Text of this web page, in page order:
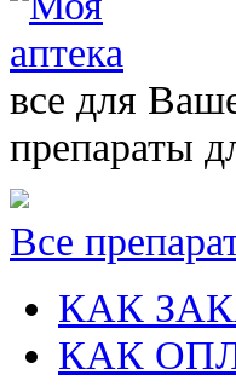
все для
препараты
Все
КАК
КАК